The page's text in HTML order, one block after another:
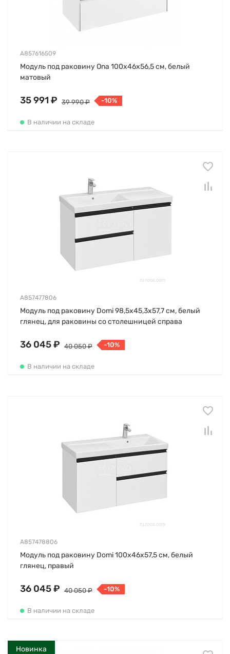
A857616509
Модуль под раковину Ona 100х46х56,5 см, белый
матовый
35 991 ₽ 39 990 ₽ -10%
В наличии на складе
A857477806
Модуль под раковину Domi 98,5х45,3х57,7 см, белый
глянец, для раковины со столешницей справа
36 045 ₽ 40 050 ₽ -10%
В наличии на складе
A857478806
Модуль под раковину Domi 100х46х57,5 см, белый
глянец, правый
36 045 ₽ 40 050 ₽ -10%
В наличии на складе
Новинка